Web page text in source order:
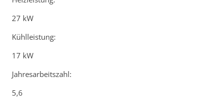
27 kW
Kühlleistung:
17 kW
Jahresarbeitszahl:
5,6